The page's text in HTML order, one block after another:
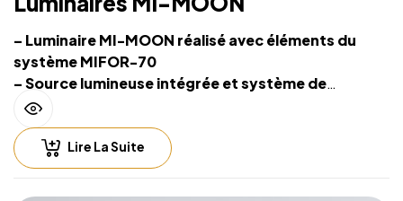
– Luminaire MI-MOON réalisé avec éléments du
système MIFOR-70
– Source lumineuse intégrée et système de
suspension sur filins
– Installation facile
– Hauteur de suspension facilement réglable
– Compatible with lighting control including
Lire La Suite